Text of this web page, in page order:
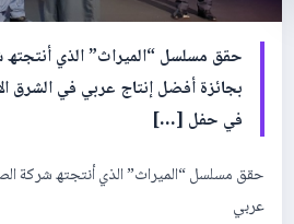
حقق مسلسل “المیراث” الذي
في حفل […]
حقق مسلسل “المیراث” الذي أنتجتھ شركة
عربي